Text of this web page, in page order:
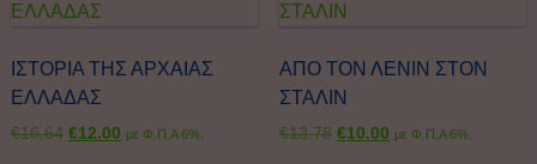
ΙΣΤΟΡΙΑ ΤΗΣ ΑΡΧΑΙΑΣ
ΕΛΛΑΔΑΣ
€16.64 €12.00 με Φ.Π.Α 6%.
ΑΠΟ ΤΟΝ ΛΕΝΙΝ ΣΤΟΝ
ΣΤΑΛΙΝ
€13.78 €10.00 με Φ.Π.Α 6%.